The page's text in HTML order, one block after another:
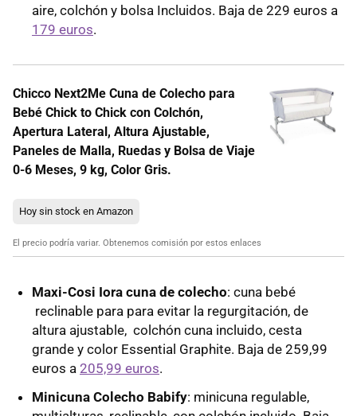
aire, colchón y bolsa Incluidos. Baja de 229 euros a
179 euros.
Chicco Next2Me Cuna de Colecho para
Bebé Chick to Chick con Colchón,
Apertura Lateral, Altura Ajustable,
Paneles de Malla, Ruedas y Bolsa de Viaje
0-6 Meses, 9 kg, Color Gris.
Hoy sin stock en Amazon
El precio podría variar. Obtenemos comisión por estos enlaces
Maxi-Cosi Iora cuna de colecho: cuna bebé
reclinable para para evitar la regurgitación, de
altura ajustable, colchón cuna incluido, cesta
grande y color Essential Graphite. Baja de 259,99
euros a 205,99 euros.
Minicuna Colecho Babify: minicuna regulable,